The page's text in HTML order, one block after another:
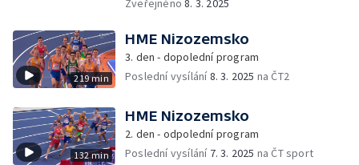
Zveřejněno8. 3. 2025
219 min
HME Nizozemsko
3. den - dopolední program
Poslední vysílání8. 3. 2025 na ČT2
132 min
HME Nizozemsko
2. den - odpolední program
Poslední vysílání 7. 3. 2025 na ČT sport